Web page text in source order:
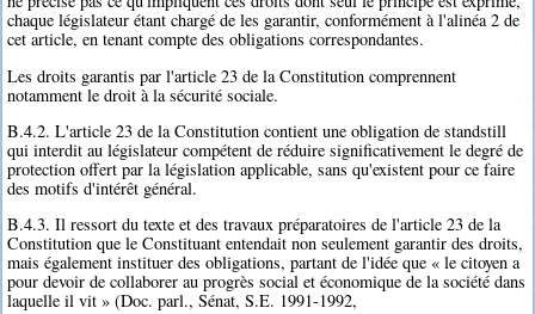
chaque législateur étant chargé de les garantir, conformément à l'alinéa 2 de
cet article, en tenant compte des obligations correspondantes.
Les droits garantis par l'article 23 de la Constitution comprennent
notamment le droit à la sécurité sociale.
B.4.2. L'article 23 de la Constitution contient une obligation de standstill
qui interdit au législateur compétent de réduire significativement le degré de
protection offert par la législation applicable, sans qu'existent pour ce faire
des motifs d'intérêt général.
B.4.3. Il ressort du texte et des travaux préparatoires de l'article 23 de la
Constitution que le Constituant entendait non seulement garantir des droits,
mais également instituer des obligations, partant de l'idée que « le citoyen a
pour devoir de collaborer au progrès social et économique de la société dans
laquelle il vit » (Doc. parl., Sénat, S.E. 1991-1992,